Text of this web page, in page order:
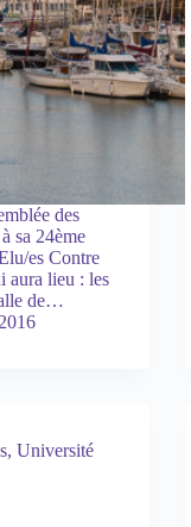
des
sa 24ème
es Contre
aura lieu : les
de…
, Université